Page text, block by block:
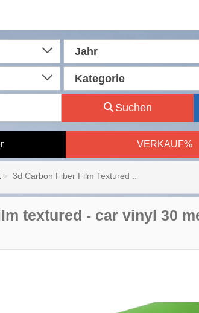
Jahr
Kategorie
Suchen
VERKAUF%
3d Carbon Fiber Film Textured ..
textured - car vinyl 30